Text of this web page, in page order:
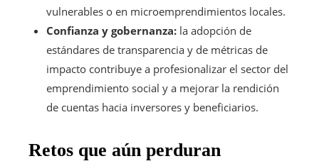
vulnerables o en microemprendimientos locales.
Confianza y gobernanza: la adopción de
estándares de transparencia y de métricas de
impacto contribuye a profesionalizar el sector del
emprendimiento social y a mejorar la rendición
de cuentas hacia inversores y beneficiarios.
Retos que aún perduran